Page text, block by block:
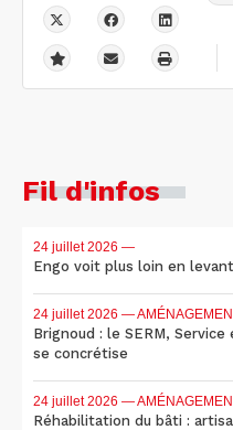
Fil d'infos
24 juillet 2026 —
Engo voit plus loin en
24 juillet 2026 —
Brignoud : le SERM,
se concrétise
24 juillet 2026 —
Réhabilitation du bâti :